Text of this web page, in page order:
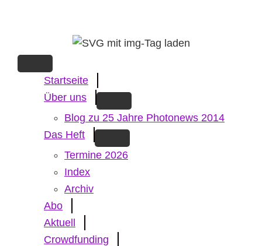
content
Startseite
Über uns
Blog zu 25 Jahre Photonews 2014
Das Heft
Termine 2026
Index
Archiv
Abo
Aktuell
Crowdfunding